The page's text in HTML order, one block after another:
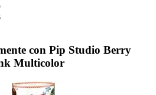
con Pip Studio Berry
Multicolor